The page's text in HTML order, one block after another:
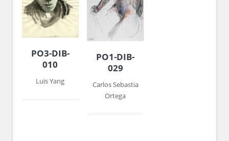
PO3-DIB-
010
Luis Yang
PO1-DIB-
029
Carlos Sebastia
Ortega